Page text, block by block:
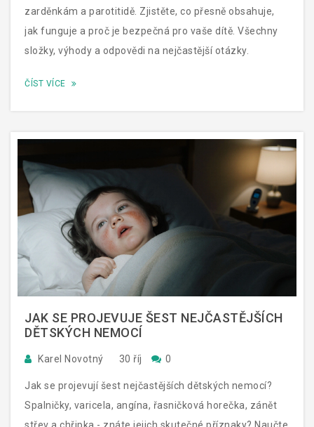
zarděnkám a parotitidě. Zjistěte, co přesně obsahuje,
jak funguje a proč je bezpečná pro vaše dítě. Všechny
složky, výhody a odpovědi na nejčastější otázky.
ČÍST VÍCE
JAK SE PROJEVUJE ŠEST NEJČASTĚJŠÍCH
DĚTSKÝCH NEMOCÍ
Karel Novotný 30 říj 0
Jak se projevují šest nejčastějších dětských nemocí?
Spalničky, varicela, angína, řasničková horečka, zánět